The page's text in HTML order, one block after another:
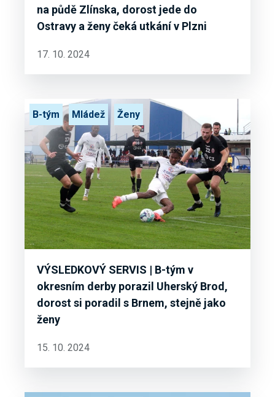
na půdě Zlínska, dorost jede do
Ostravy a ženy čeká utkání v Plzni
17. 10. 2024
VÝSLEDKOVÝ SERVIS | B-tým v
okresním derby porazil Uherský Brod,
dorost si poradil s Brnem, stejně jako
ženy
B-tým Mládež Ženy
15. 10. 2024